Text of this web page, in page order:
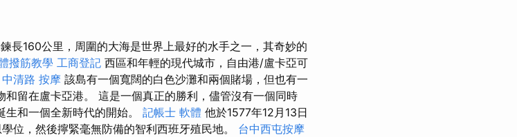
長160公里，周圍的大海是世界上最好的水手之一，其奇妙的
撥筋教學 工商登記 西區和年輕的現代城市，自由港/盧卡亞可
清路 按摩 該島有一個寬闊的白色沙灘和兩個賭場，但也有一
留在盧卡亞港。 這是一個真正的勝利，儘管沒有一個同時
和一個全新時代的開始。 記帳士 軟體 他於1577年12月13日
位，然後擰緊毫無防備的智利西班牙殖民地。 台中西屯按摩